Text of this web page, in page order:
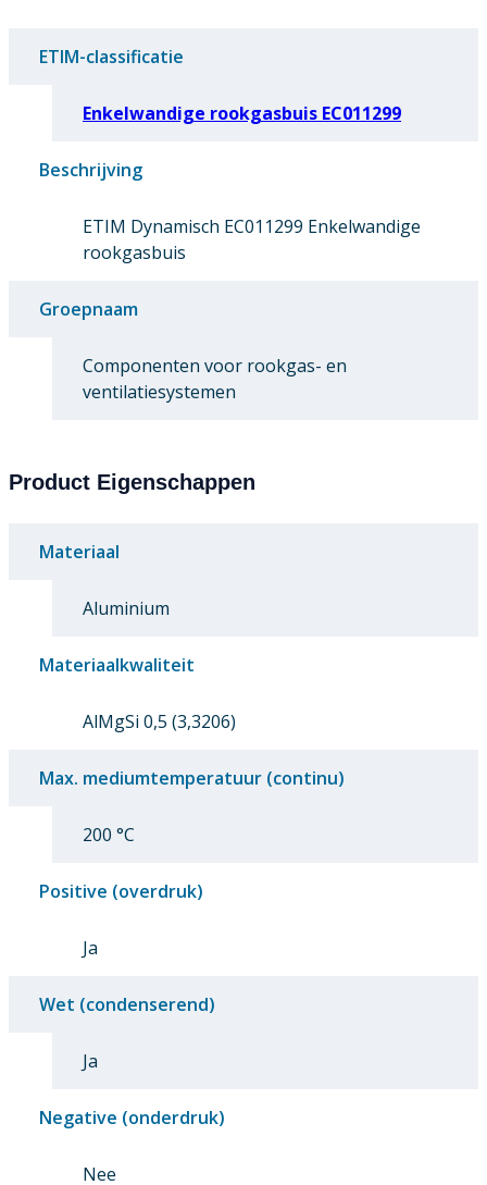
ETIM-classificatie
Enkelwandige rookgasbuis EC011299
Beschrijving
ETIM Dynamisch EC011299 Enkelwandige
rookgasbuis
Groepnaam
Componenten voor rookgas- en
ventilatiesystemen
Product Eigenschappen
Materiaal
Aluminium
Materiaalkwaliteit
AlMgSi 0,5 (3,3206)
Max. mediumtemperatuur (continu)
200 °C
Positive (overdruk)
Ja
Wet (condenserend)
Ja
Negative (onderdruk)
Nee